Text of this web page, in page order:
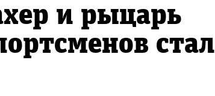
и рыцарь
стал